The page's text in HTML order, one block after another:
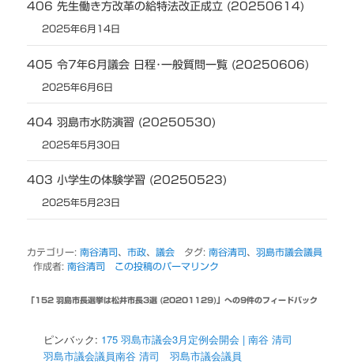
406 先生働き方改革の給特法改正成立 (20250614)
2025年6月14日
405 令7年6月議会 日程･一般質問一覧 (20250606)
2025年6月6日
404 羽島市水防演習 (20250530)
2025年5月30日
403 小学生の体験学習 (20250523)
2025年5月23日
カテゴリー:南谷清司、市政、議会 タグ:南谷清司、羽島市議会議員
作成者:南谷清司 この投稿のパーマリンク
「 152 羽島市長選挙は松井市長3選 (20201129) 」への9件のフィードバック
ピンバック: 175 羽島市議会3月定例会開会 | 南谷 清司
羽島市議会議員南谷 清司 羽島市議会議員